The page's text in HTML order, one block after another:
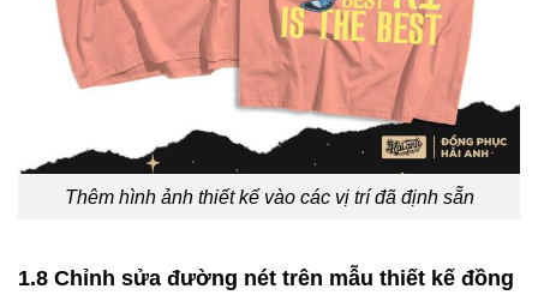
Thêm hình ảnh thiết kế vào các vị trí đã định sẵn
1.8 Chỉnh sửa đường nét trên mẫu thiết kế đồng